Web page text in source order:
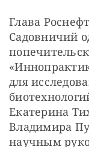
Глава
Садовничий
для
Екатерина
Владимира
научным